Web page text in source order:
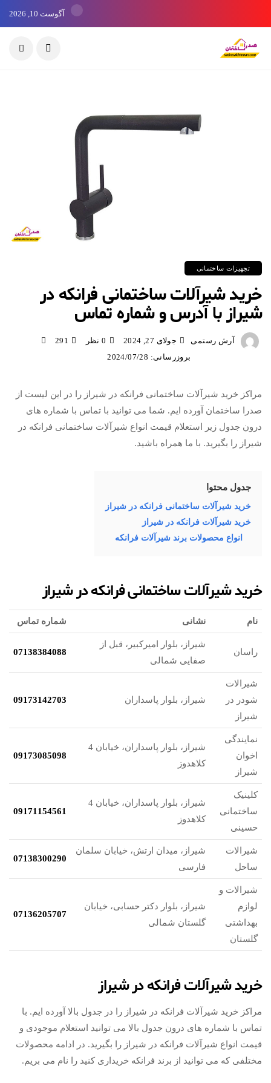
آگوست 10, 2026
تجهیزات ساختمانی
خرید شیرآلات ساختمانی فرانکه در
شیراز با آدرس و شماره تماس
آرش رستمی جولای 27, 2024 0 نظر
291
بروزرسانی: 2024/07/28
مراکز خرید شیرآلات ساختمانی فرانکه در شیراز را در این لیست از
صدرا ساختمان آورده ایم. شما می توانید با تماس با شماره های
درون جدول زیر استعلام قیمت انواع شیرآلات ساختمانی فرانکه در
شیراز را بگیرید. با ما همراه باشید.
جدول محتوا
خرید شیرآلات ساختمانی فرانکه در شیراز
خرید شیرآلات فرانکه در شیراز
انواع محصولات برند شیرآلات فرانکه
خرید شیرآلات ساختمانی فرانکه در شیراز
نام نشانی شماره تماس
راسان
شیراز، بلوار امیرکبیر، قبل از
صفایی شمالی
07138384088
شیرالات
شودر در
شیراز
شیراز، بلوار پاسداران 09173142703
نمایندگی
اخوان
شیراز
شیراز، بلوار پاسداران، خیابان 4
کلاهدوز
09173085098
کلینیک
ساختمانی
حسینی
شیراز، بلوار پاسداران، خیابان 4
کلاهدوز
09171154561
شیرالات
ساحل
شیراز، میدان ارتش، خیابان سلمان
فارسی
07138300290
شیرالات و
لوازم
بهداشتی
گلستان
شیراز، بلوار دکتر حسابی، خیابان
گلستان شمالی
07136205707
خرید شیرآلات فرانکه در شیراز
مراکز خرید شیرآلات فرانکه در شیراز را در جدول بالا آورده ایم. با
تماس با شماره های درون جدول بالا می توانید استعلام موجودی و
قیمت انواع شیرآلات فرانکه در شیراز را بگیرید. در ادامه محصولات
مختلفی که می توانید از برند فرانکه خریداری کنید را نام می بریم.